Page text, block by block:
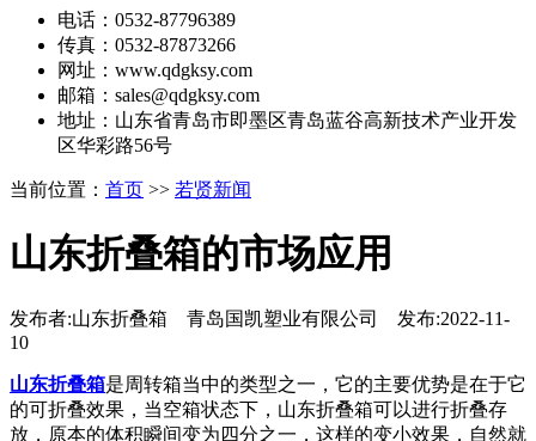
电话：0532-87796389
传真：0532-87873266
网址：www.qdgksy.com
邮箱：sales@qdgksy.com
地址：山东省青岛市即墨区青岛蓝谷高新技术产业开发
区华彩路56号
当前位置： 首页 >> 若贤新闻
山东折叠箱的市场应用
发布者:山东折叠箱 青岛国凯塑业有限公司 发布:2022-11-
10
山东折叠箱是周转箱当中的类型之一，它的主要优势是在于它
的可折叠效果，当空箱状态下，山东折叠箱可以进行折叠存
放，原本的体积瞬间变为四分之一，这样的变小效果，自然就